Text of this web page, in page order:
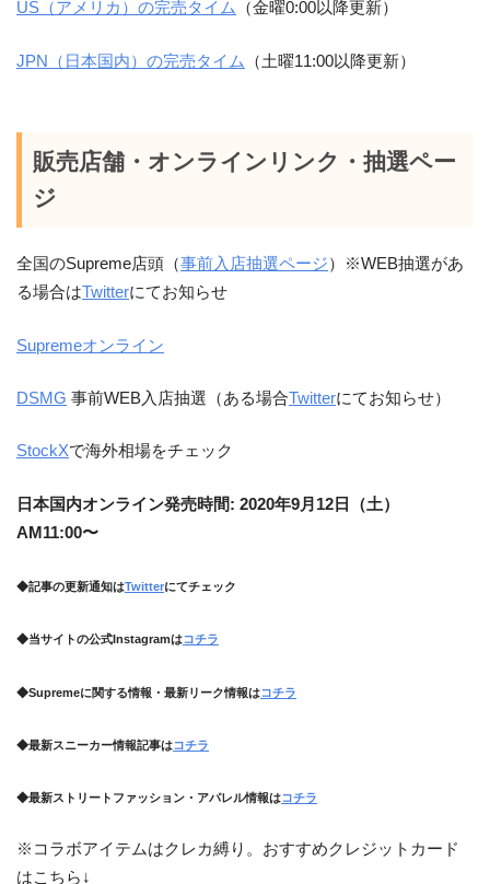
US（アメリカ）の完売タイム （金曜0:00以降更新）
JPN（日本国内）の完売タイム （土曜11:00以降更新）
販売店舗・オンラインリンク・抽選ペー
ジ
全国のSupreme店頭（事前入店抽選ページ）※WEB抽選があ
る場合はTwitterにてお知らせ
Supremeオンライン
DSMG 事前WEB入店抽選（ある場合Twitterにてお知らせ）
StockXで海外相場をチェック
日本国内オンライン発売時間: 2020年9月12日（土）
AM11:00〜
◆記事の更新通知はTwitterにてチェック
◆当サイトの公式Instagramはコチラ
◆Supremeに関する情報・最新リーク情報はコチラ
◆最新スニーカー情報記事はコチラ
◆最新ストリートファッション・アパレル情報はコチラ
※コラボアイテムはクレカ縛り。おすすめクレジットカード
はこちら↓